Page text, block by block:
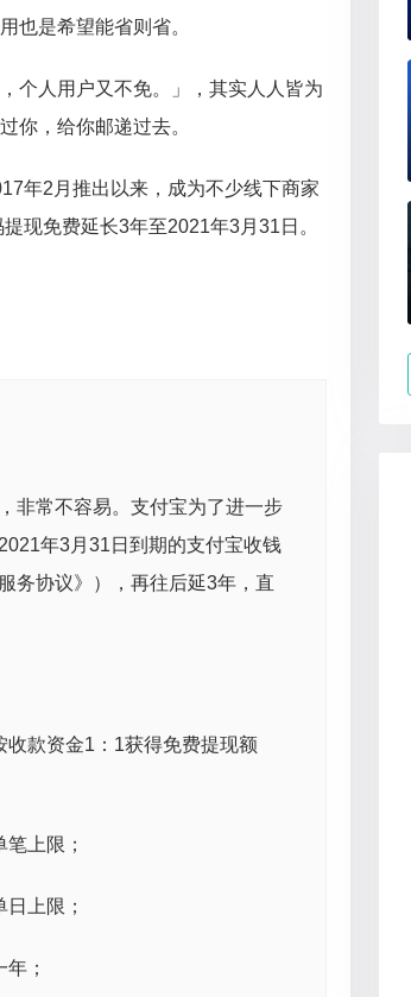
也是希望能省则省。
个人用户又不免。」，其实人人皆为
你，给你邮递过去。
年2月推出以来，成为不少线下商家
现免费延长3年至2021年3月31日。
非常不容易。支付宝为了进一步
年3月31日到期的支付宝收钱
务协议》），再往后延3年，直
款资金1：1获得免费提现额
上限；
上限；
；